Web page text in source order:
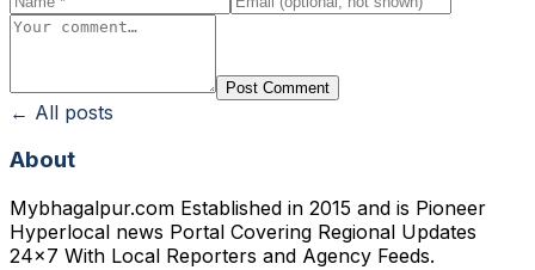
Post Comment
← All posts
About
Mybhagalpur.com Established in 2015 and is Pioneer
Hyperlocal news Portal Covering Regional Updates
24x7 With Local Reporters and Agency Feeds.